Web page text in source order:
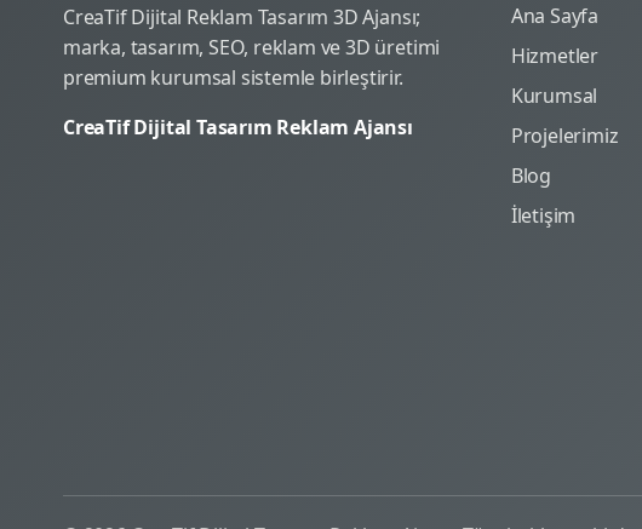
CreaTif Dijital Reklam Tasarım 3D Ajansı;
marka, tasarım, SEO, reklam ve 3D üretimi
premium kurumsal sistemle birleştirir.
CreaTif Dijital Tasarım Reklam Ajansı
Ana Sayfa
Hizmetler
Kurumsal
Projelerimiz
Blog
İletişim